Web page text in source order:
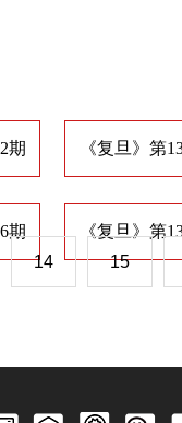
期 《复旦》第
期 《复旦》第
14 15